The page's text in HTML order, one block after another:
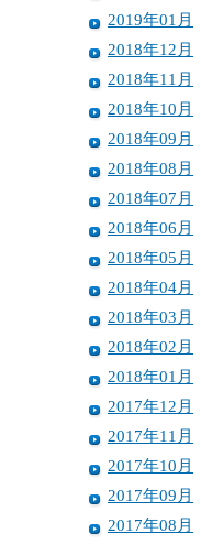
2019年01月
2018年12月
2018年11月
2018年10月
2018年09月
2018年08月
2018年07月
2018年06月
2018年05月
2018年04月
2018年03月
2018年02月
2018年01月
2017年12月
2017年11月
2017年10月
2017年09月
2017年08月